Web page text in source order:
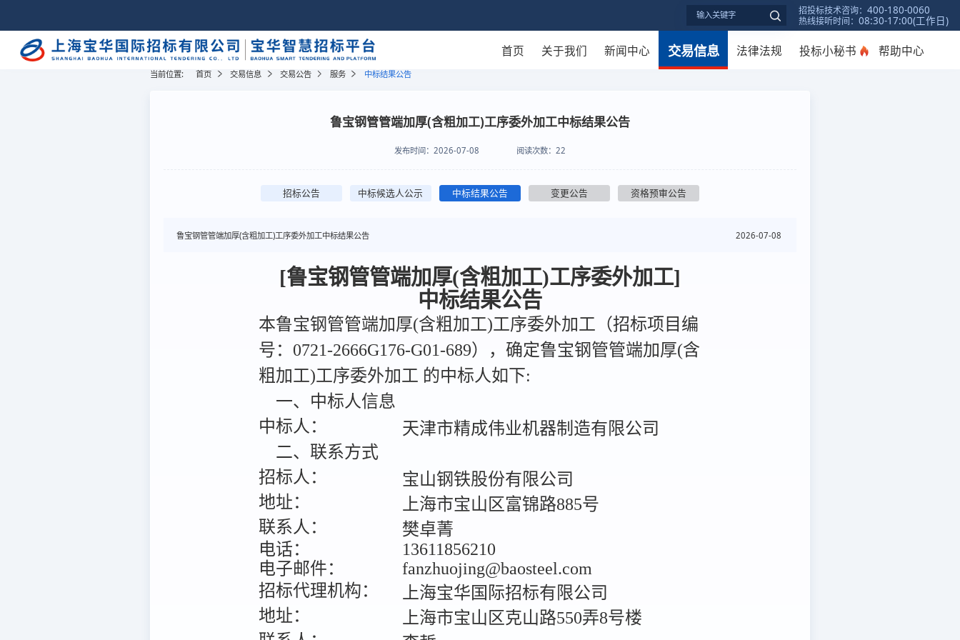
招投标技术咨询：400-180-0060
热线接听时间：08:30-17:00(工作日)
首页 关于我们 新闻中心 交易信息 法律法规 投标小秘书 帮助中心
当前位置: 首页 交易信息 交易公告 服务 中标结果公告
鲁宝钢管管端加厚(含粗加工)工序委外加工中标结果公告
发布时间： 2026-07-08 阅读次数： 22
招标公告 中标候选人公示 中标结果公告 变更公告 资格预审公告
2026-07-08
鲁宝钢管管端加厚(含粗加工)工序委外加工中标结果公告
[鲁宝钢管管端加厚(含粗加工)工序委外加工]
中标结果公告
本鲁宝钢管管端加厚(含粗加工)工序委外加工（招标项目编
号：0721-2666G176-G01-689），确定鲁宝钢管管端加厚(含
粗加工)工序委外加工 的中标人如下:
一、中标人信息
中标人：
天津市精成伟业机器制造有限公司
二、联系方式
招标人：
宝山钢铁股份有限公司
地址：
上海市宝山区富锦路885号
联系人：
樊卓菁
电话：
13611856210
电子邮件：
fanzhuojing@baosteel.com
招标代理机构：
上海宝华国际招标有限公司
地址：
上海市宝山区克山路550弄8号楼